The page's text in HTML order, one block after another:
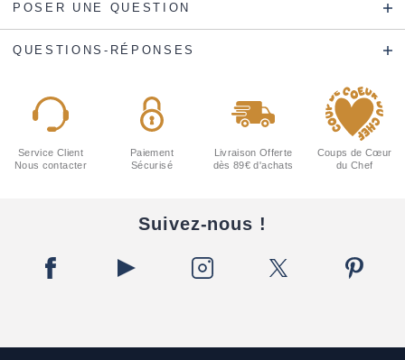
POSER UNE QUESTION
QUESTIONS-RÉPONSES
Service Client
Nous contacter
Paiement
Sécurisé
Livraison Offerte
dès 89€ d'achats
Coups de Cœur
du Chef
Suivez-nous !